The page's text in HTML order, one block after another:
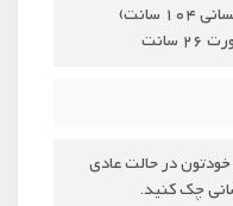
طول سوتین 84 سانت(در حالت کشسانی 104 سانت)
در حالت عادی
چک کنید.